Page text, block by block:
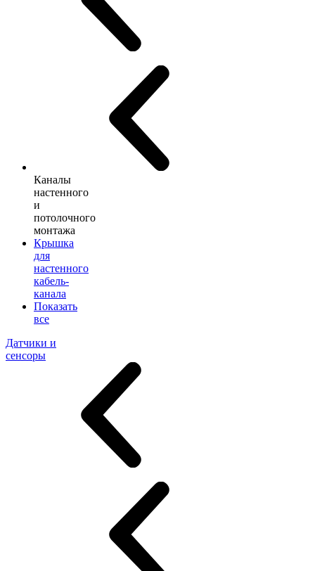
Каналы
настенного
и
потолочного
монтажа
Крышка
для
настенного
кабель-
канала
Показать
все
Датчики и
сенсоры